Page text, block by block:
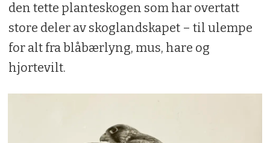
den tette planteskogen som har overtatt
store deler av skoglandskapet – til ulempe
for alt fra blåbærlyng, mus, hare og
hjortevilt.